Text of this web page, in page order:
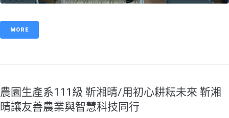
MORE
農園生產系111級 靳湘晴/用初心耕耘未來 靳湘
晴讓友善農業與智慧科技同行